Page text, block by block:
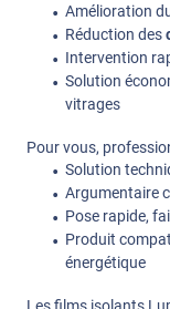
Amélioration
Réduction des
Intervention
Solution
vitrages
Pour vous,
Solution
Argumentaire
Pose rapide,
Produit
énergétique